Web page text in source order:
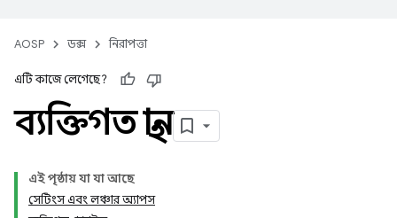
AOSP ডক্স নিরাপত্তা
এটি কাজে লেগেছে?
ব্যক্তিগত স্থান
এই পৃষ্ঠায় যা যা আছে
সেটিংস এবং লঞ্চার অ্যাপস